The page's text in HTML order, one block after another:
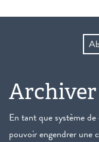
En tant que système
pouvoir engendrer une